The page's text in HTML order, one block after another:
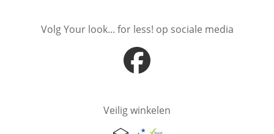
Volg Your look... for less! op sociale media
Opent in nieuw venster
Veilig winkelen